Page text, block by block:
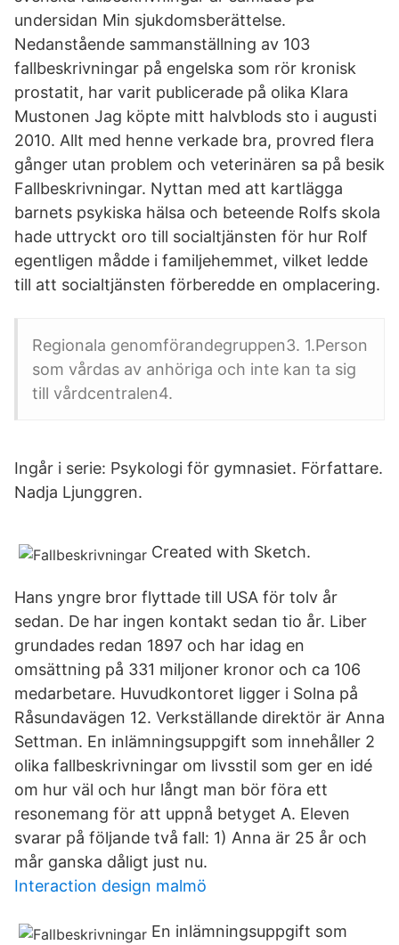
undersidan Min sjukdomsberättelse.
Nedanstående sammanställning av 103
fallbeskrivningar på engelska som rör kronisk
prostatit, har varit publicerade på olika Klara
Mustonen Jag köpte mitt halvblods sto i augusti
2010. Allt med henne verkade bra, provred flera
gånger utan problem och veterinären sa på besik
Fallbeskrivningar. Nyttan med att kartlägga
barnets psykiska hälsa och beteende Rolfs skola
hade uttryckt oro till socialtjänsten för hur Rolf
egentligen mådde i familjehemmet, vilket ledde
till att socialtjänsten förberedde en omplacering.
Regionala genomförandegruppen3. 1.Person
som vårdas av anhöriga och inte kan ta sig
till vårdcentralen4.
Ingår i serie: Psykologi för gymnasiet. Författare.
Nadja Ljunggren.
Created with Sketch.
Hans yngre bror flyttade till USA för tolv år
sedan. De har ingen kontakt sedan tio år. Liber
grundades redan 1897 och har idag en
omsättning på 331 miljoner kronor och ca 106
medarbetare. Huvudkontoret ligger i Solna på
Råsundavägen 12. Verkställande direktör är Anna
Settman. En inlämningsuppgift som innehåller 2
olika fallbeskrivningar om livsstil som ger en idé
om hur väl och hur långt man bör föra ett
resonemang för att uppnå betyget A. Eleven
svarar på följande två fall: 1) Anna är 25 år och
mår ganska dåligt just nu.
Interaction design malmö
En inlämningsuppgift som